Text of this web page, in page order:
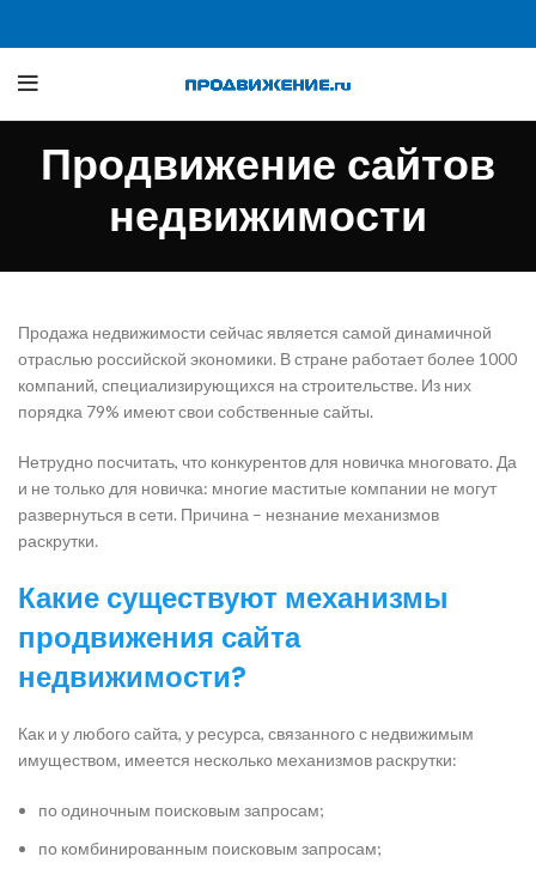
Продвижение сайтов
недвижимости
Продажа недвижимости сейчас является самой динамичной
отраслью российской экономики. В стране работает более 1000
компаний, специализирующихся на строительстве. Из них
порядка 79% имеют свои собственные сайты.
Нетрудно посчитать, что конкурентов для новичка многовато. Да
и не только для новичка: многие маститые компании не могут
развернуться в сети. Причина – незнание механизмов
раскрутки.
Какие существуют механизмы
продвижения сайта
недвижимости?
Как и у любого сайта, у ресурса, связанного с недвижимым
имуществом, имеется несколько механизмов раскрутки:
по одиночным поисковым запросам;
по комбинированным поисковым запросам;